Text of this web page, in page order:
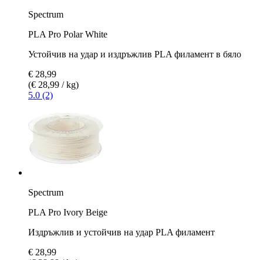
Spectrum
PLA Pro Polar White
Устойчив на удар и издръжлив PLA филамент в бяло
€ 28,99
(€ 28,99 / kg)
5.0 (2)
Spectrum
PLA Pro Ivory Beige
Издръжлив и устойчив на удар PLA филамент
€ 28,99